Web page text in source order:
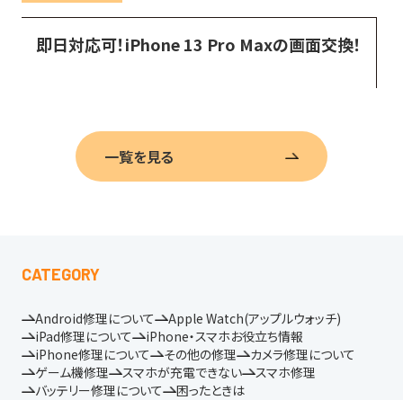
即日対応可！iPhone 13 Pro Maxの画面交換！
一覧を見る
CATEGORY
Android修理について
Apple Watch(アップルウォッチ)
iPad修理について
iPhone・スマホお役立ち情報
iPhone修理について
その他の修理
カメラ修理について
ゲーム機修理
スマホが充電できない
スマホ修理
バッテリー修理について
困ったときは